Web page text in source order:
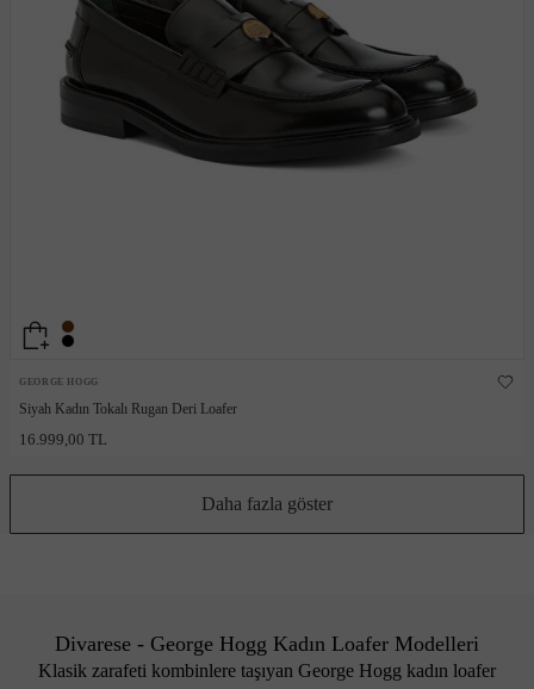
GEORGE HOGG
Siyah Kadın Tokalı Rugan Deri Loafer
16.999,00 TL
Daha fazla göster
Divarese - George Hogg Kadın Loafer Modelleri
Klasik zarafeti kombinlere taşıyan George Hogg kadın loafer